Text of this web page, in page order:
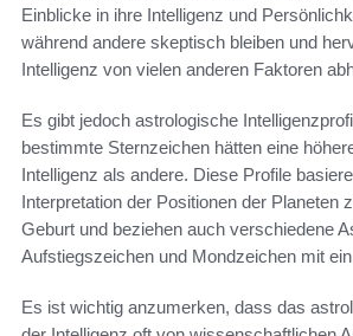
Einblicke in ihre Intelligenz und
während andere skeptisch bleiben und
Intelligenz von vielen anderen Faktoren
Es gibt jedoch astrologische
bestimmte Sternzeichen hätten eine
Intelligenz als andere. Diese Profile
Interpretation der Positionen der Planeten
Geburt und beziehen auch verschiedene
Aufstiegszeichen und Mondzeichen mit
Es ist wichtig anzumerken, dass das